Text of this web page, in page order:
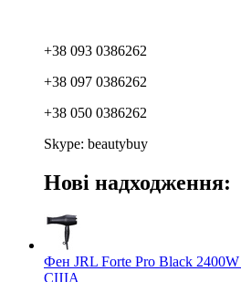
+38 093 0386262
+38 097 0386262
+38 050 0386262
Skype: beautybuy
Нові надходження:
Фен JRL Forte Pro Black
США